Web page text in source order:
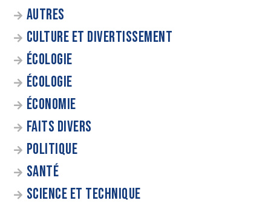
AUTRES
CULTURE ET DIVERTISSEMENT
ÉCOLOGIE
ÉCOLOGIE
ÉCONOMIE
FAITS DIVERS
POLITIQUE
SANTÉ
SCIENCE ET TECHNIQUE